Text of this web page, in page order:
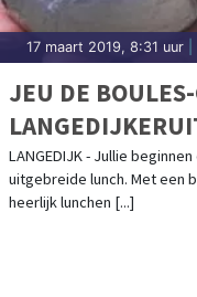
17 maart 2019, 8:31 uur
JEU DE
LANGEDIJK - Jullie
uitgebreide lunch. Met een
heerlijk lunchen [...]